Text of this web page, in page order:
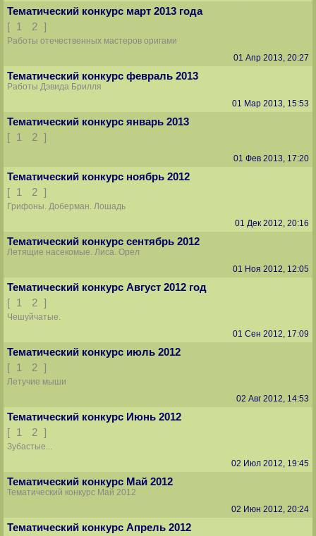
Тематический конкурс март 2013 года
[ 1 2 ]
Работы отечественных мастеров оригами
01 Апр 2013, 20:27
Тематический конкурс февраль 2013
Работы Дэвида Брилля
01 Мар 2013, 15:53
Тематический конкурс январь 2013
[ 1 2 ]
01 Фев 2013, 17:20
Тематический конкурс ноябрь 2012
[ 1 2 ]
Грифоны. Доберман. Лошадь
01 Дек 2012, 20:16
Тематический конкурс сентябрь 2012
Летящие насекомые. Лиса. Орел
01 Ноя 2012, 12:05
Тематический конкурс Август 2012 год
[ 1 2 ]
Чешуйчатые.
01 Сен 2012, 17:09
Тематический конкурс июль 2012
[ 1 2 ]
Летучие мыши
02 Авг 2012, 14:53
Тематический конкурс Июнь 2012
[ 1 2 ]
Зубастые...
02 Июл 2012, 19:45
Тематический конкурс Май 2012
Тематический конкурс Май 2012
02 Июн 2012, 20:24
Тематический конкурс Апрель 2012